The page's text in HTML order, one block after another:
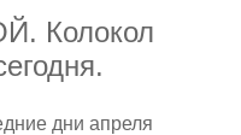
Колокол
дни апреля